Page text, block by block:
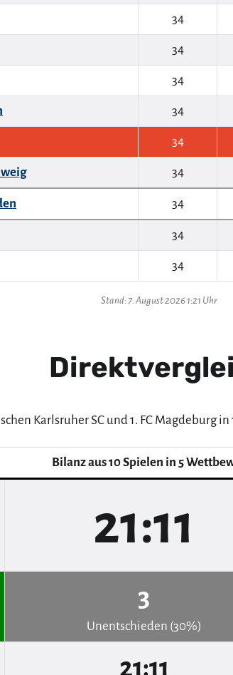
34
34
34
34
34
34
34
34
34
Stand: 7. August 2026 1:21 Uhr
Karlsruher SC und 1. FC Magdeburg
Bilanz aus 10 Spielen in 5
21:11
3
Unentschieden (30%)
21:11